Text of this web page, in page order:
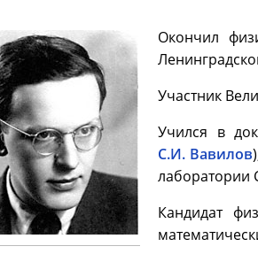
Окончил
Участник
Учился в
С.И. Вавилов
лаборатории
Кандидат